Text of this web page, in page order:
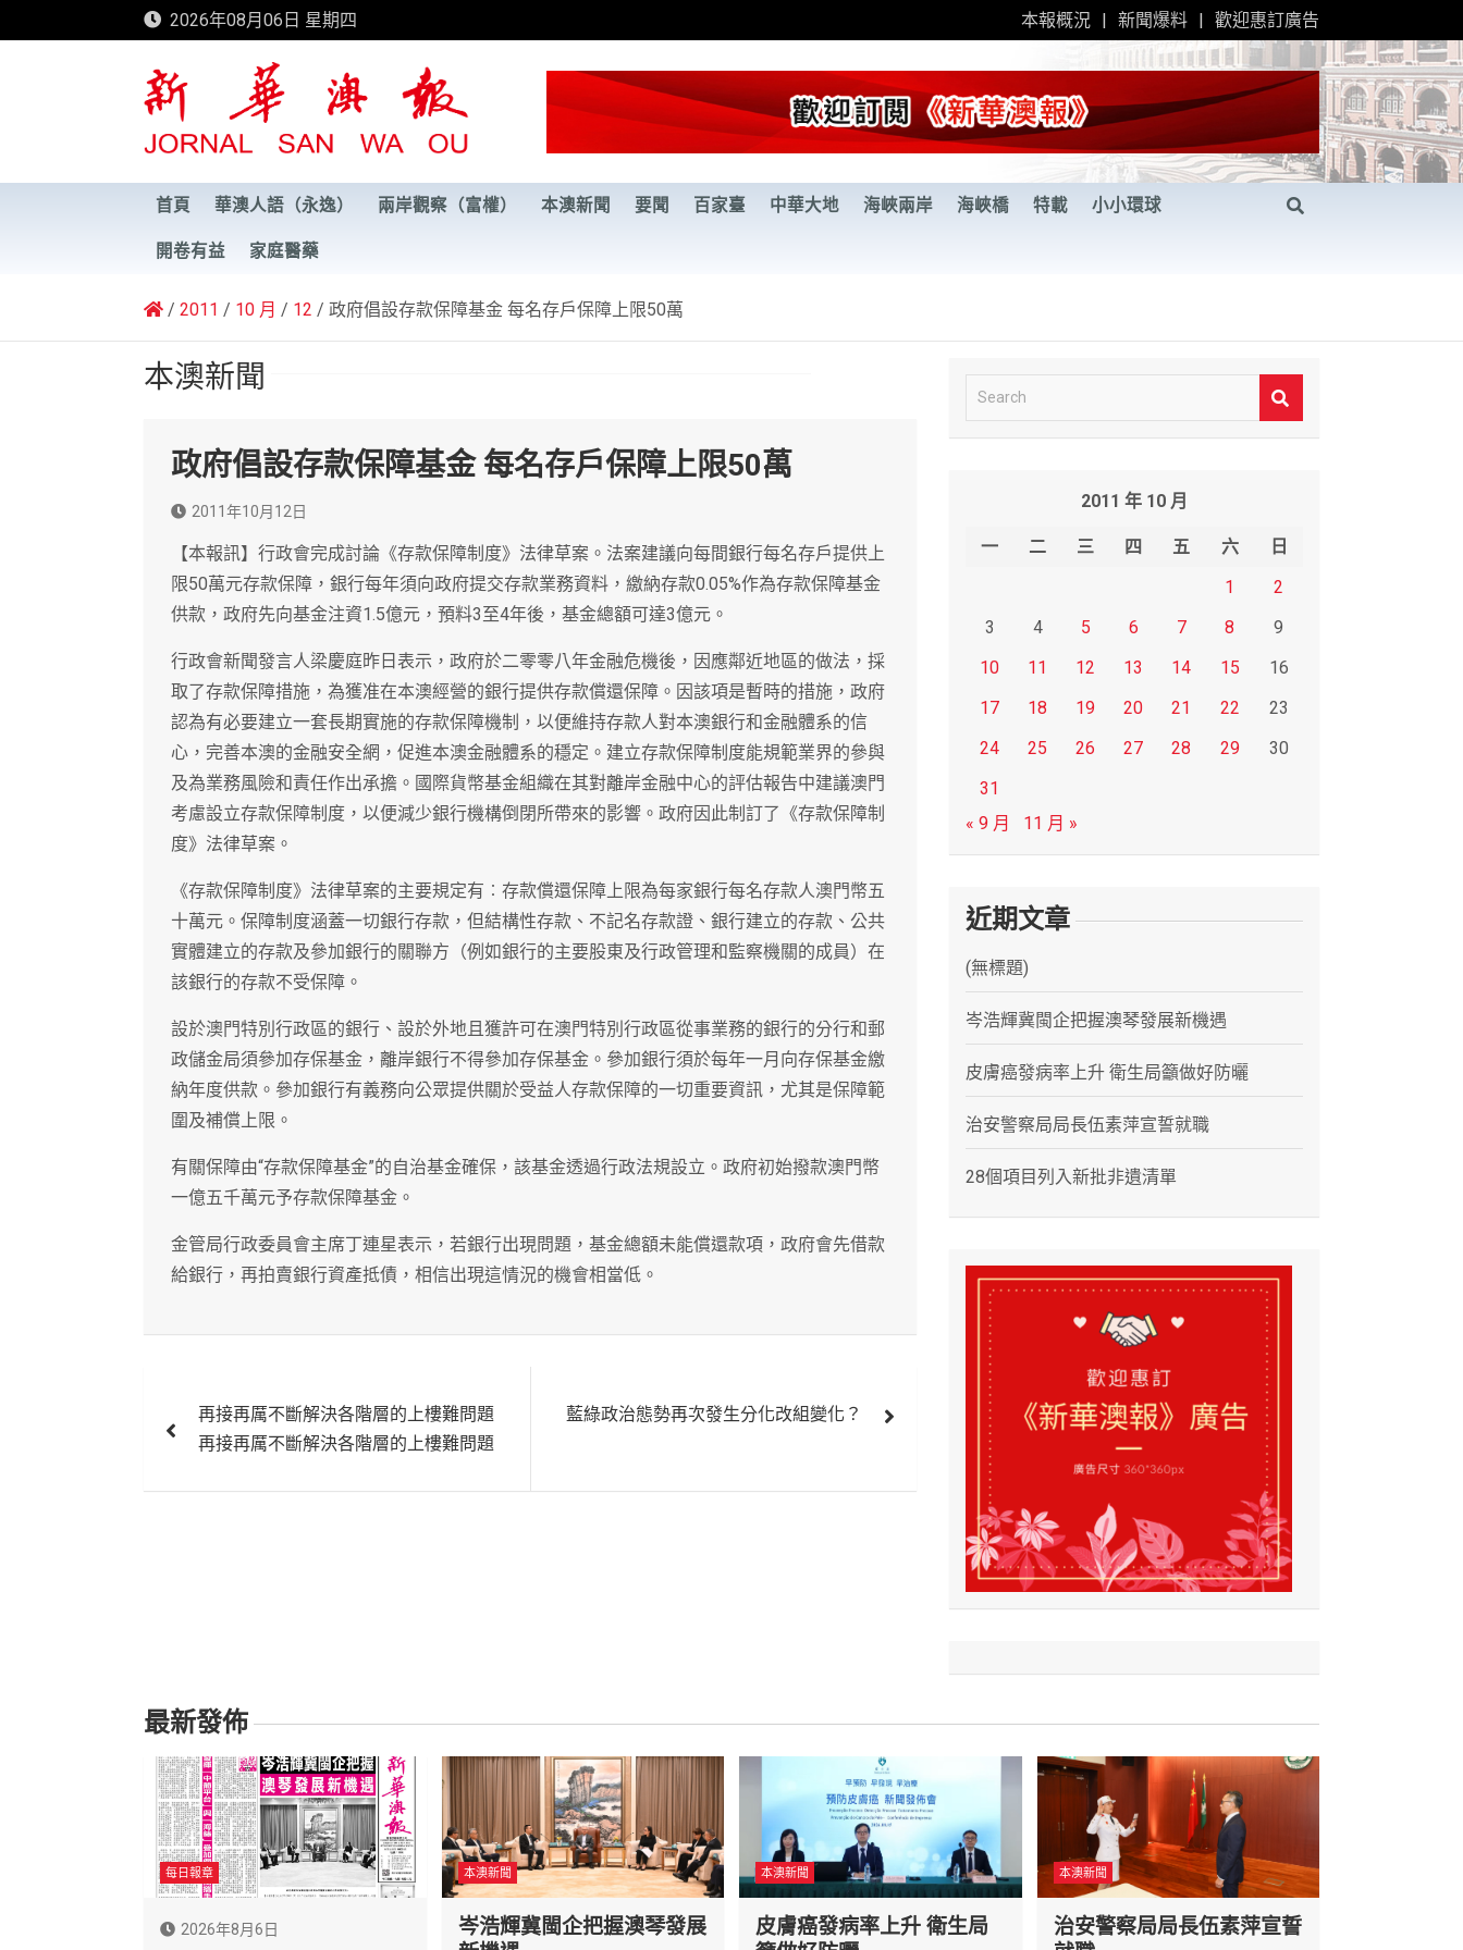
to
2026年08月06日 星期四 本報概況 新聞爆料 歡迎惠訂廣告
新華澳報
首頁 華澳人語（永逸） 兩岸觀察（富權） 本澳新聞 要聞 百家臺 中華大地 海峽兩岸 海峽橋 特載 小小環球
開卷有益 家庭醫藥
2011 10 月 12 政府倡設存款保障基金 每名存戶保障上限50萬
本澳新聞
政府倡設存款保障基金 每名存戶保障上限50萬
2011年10月12日
【本報訊】行政會完成討論《存款保障制度》法律草案。法案建議向每間銀行每名存戶提供上
限50萬元存款保障，銀行每年須向政府提交存款業務資料，繳納存款0.05%作為存款保障基金
供款，政府先向基金注資1.5億元，預料3至4年後，基金總額可達3億元。
行政會新聞發言人梁慶庭昨日表示，政府於二零零八年金融危機後，因應鄰近地區的做法，採
取了存款保障措施，為獲准在本澳經營的銀行提供存款償還保障。因該項是暫時的措施，政府
認為有必要建立一套長期實施的存款保障機制，以便維持存款人對本澳銀行和金融體系的信
心，完善本澳的金融安全網，促進本澳金融體系的穩定。建立存款保障制度能規範業界的參與
及為業務風險和責任作出承擔。國際貨幣基金組織在其對離岸金融中心的評估報告中建議澳門
考慮設立存款保障制度，以便減少銀行機構倒閉所帶來的影響。政府因此制訂了《存款保障制
度》法律草案。
《存款保障制度》法律草案的主要規定有︰存款償還保障上限為每家銀行每名存款人澳門幣五
十萬元。保障制度涵蓋一切銀行存款，但結構性存款、不記名存款證、銀行建立的存款、公共
實體建立的存款及參加銀行的關聯方（例如銀行的主要股東及行政管理和監察機關的成員）在
該銀行的存款不受保障。
設於澳門特別行政區的銀行、設於外地且獲許可在澳門特別行政區從事業務的銀行的分行和郵
政儲金局須參加存保基金，離岸銀行不得參加存保基金。參加銀行須於每年一月向存保基金繳
納年度供款。參加銀行有義務向公眾提供關於受益人存款保障的一切重要資訊，尤其是保障範
圍及補償上限。
有關保障由“存款保障基金”的自治基金確保，該基金透過行政法規設立。政府初始撥款澳門幣
一億五千萬元予存款保障基金。
金管局行政委員會主席丁連星表示，若銀行出現問題，基金總額未能償還款項，政府會先借款
給銀行，再拍賣銀行資產抵債，相信出現這情況的機會相當低。
章
再接再厲不斷解決各階層的上樓難問題
再接再厲不斷解決各階層的上樓難問題
藍綠政治態勢再次發生分化改組變化？
e
2011 年 10 月
一 二 三 四 五 六
日
1
2
3
4 5 6 7 8
9
10
11 12 13 14 15
16
17
18 19 20 21 22
23
24
25 26 27 28 29
30
31
« 9 月
11 月 »
近期文章
(無標題)
岑浩輝冀閩企把握澳琴發展新機遇
皮膚癌發病率上升 衛生局籲做好防曬
治安警察局局長伍素萍宣誓就職
28個項目列入新批非遺清單
最新發佈
每日報章
2026年8月6日
本澳新聞
岑浩輝冀閩企把握澳琴發展
本澳新聞
皮膚癌發病率上升 衛生局
本澳新聞
治安警察局局長伍素萍宣誓